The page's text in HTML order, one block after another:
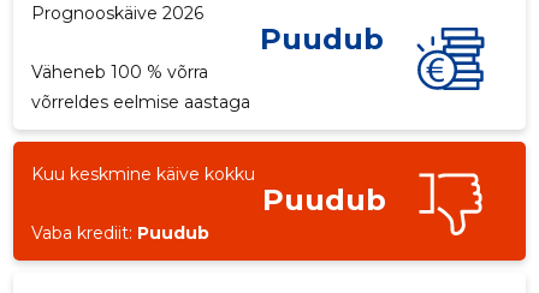
Prognooskäive 2026
Puudub
Väheneb 100 % võrra
võrreldes eelmise aastaga
Kuu keskmine käive kokku
Puudub
Vaba krediit: Puudub